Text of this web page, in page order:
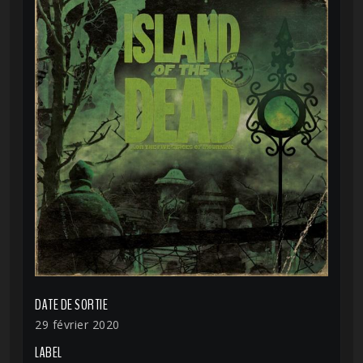
DATE DE SORTIE
29 février 2020
LABEL